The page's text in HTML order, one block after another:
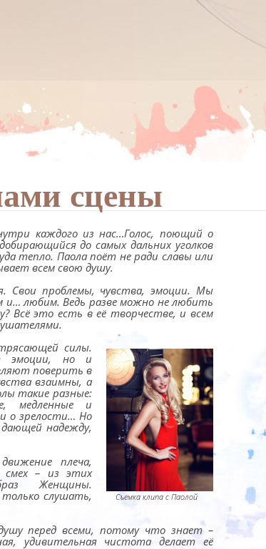
сцены
каждого из нас…Голос, поющий о
до самых дальних уголков
тепло. Паола поёт не ради славы или
всем свою душу.
Свои проблемы, чувства, эмоции. Мы
и… любим. Ведь разве можно не любить
Всё это есть в её творчестве, и всем
Съемка клипа с Паолой
силы.
эмоции, но и
поверить в
взаимны, а
такие разные:
медленные и
о зрелости… Но
надежду,
плеча,
– из этих
Женщины.
слушать,
перед всеми, потому что знает –
удивительная чистота делает её